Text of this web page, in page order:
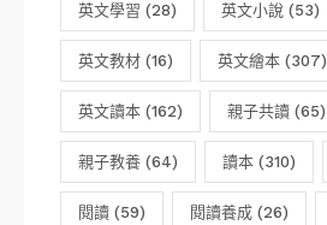
英文學習 (28) 英文小說 (53)
英文教材 (16) 英文繪本 (307)
英文讀本 (162) 親子共讀 (65)
親子教養 (64) 讀本 (310)
閱讀 (59) 閱讀養成 (26)